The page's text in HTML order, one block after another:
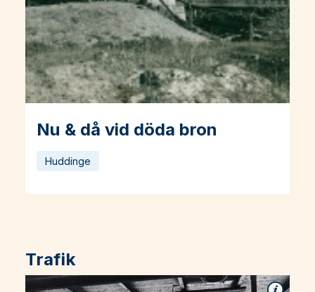
Nu & då vid döda bron
Läs mer om Nu & då vid döda bron
Huddinge
Trafik